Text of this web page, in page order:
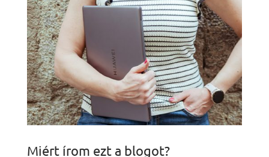
Miért írom ezt a blogot?